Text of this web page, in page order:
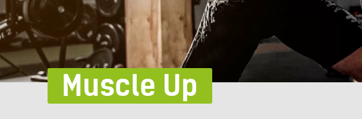
Muscle Up